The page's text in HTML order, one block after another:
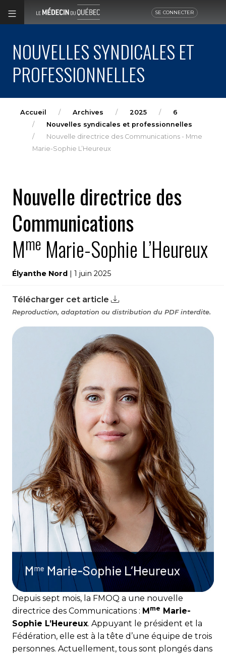
SE CONNECTER
NOUVELLES SYNDICALES ET
PROFESSIONNELLES
Accueil Archives 2025
6
Nouvelles syndicales et professionnelles
Nouvelle directrice des Communications - Mme
Marie-Sophie L’Heureux
Nouvelle directrice des
Communications
Mme Marie-Sophie L’Heureux
Élyanthe Nord | 1 juin 2025
Télécharger cet article
Reproduction, adaptation ou distribution du PDF interdite.
Depuis sept mois, la FMOQ a une nouvelle
directrice des Commu­ni­cations : Mme Marie-
Sophie L’Heureux. Appuyant le président et la
Fédération, elle est à la tête d’une équipe de trois
personnes. Actuellement, tous sont plongés dans